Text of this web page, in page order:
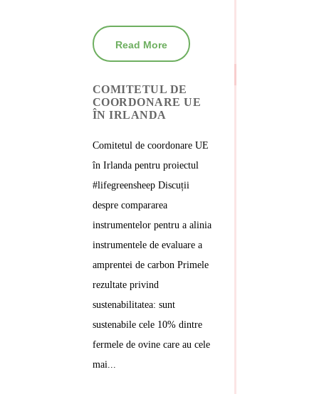
Read More
COMITETUL DE
COORDONARE UE
ÎN IRLANDA
Comitetul de coordonare UE
în Irlanda pentru proiectul
#lifegreensheep Discuții
despre compararea
instrumentelor pentru a alinia
instrumentele de evaluare a
amprentei de carbon Primele
rezultate privind
sustenabilitatea: sunt
sustenabile cele 10% dintre
fermele de ovine care au cele
mai...